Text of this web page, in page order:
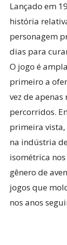
Lançado em
história
personagem
dias para
O jogo é
primeiro a
vez de
percorridos.
primeira vista,
na indústria
isométrica
gênero de
jogos que
nos anos